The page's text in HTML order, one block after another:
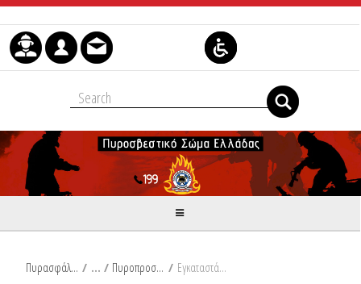
Skip to Content
Πυρασφάλεια / Πυροπροστασία Κτιρίων / Εγκαταστάσεις Κεντρικής Θέρμανσης